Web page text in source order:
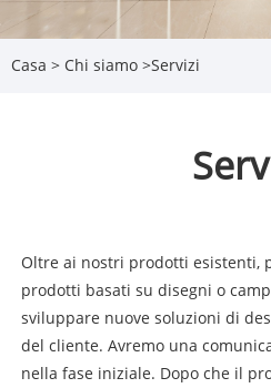
Casa > Chi siamo >Servizi
Oltre ai nostri prodotti esistenti,
prodotti basati su disegni o
sviluppare nuove soluzioni di
del cliente. Avremo una
nella fase iniziale. Dopo che il